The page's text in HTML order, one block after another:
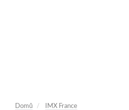
Domů IMX France